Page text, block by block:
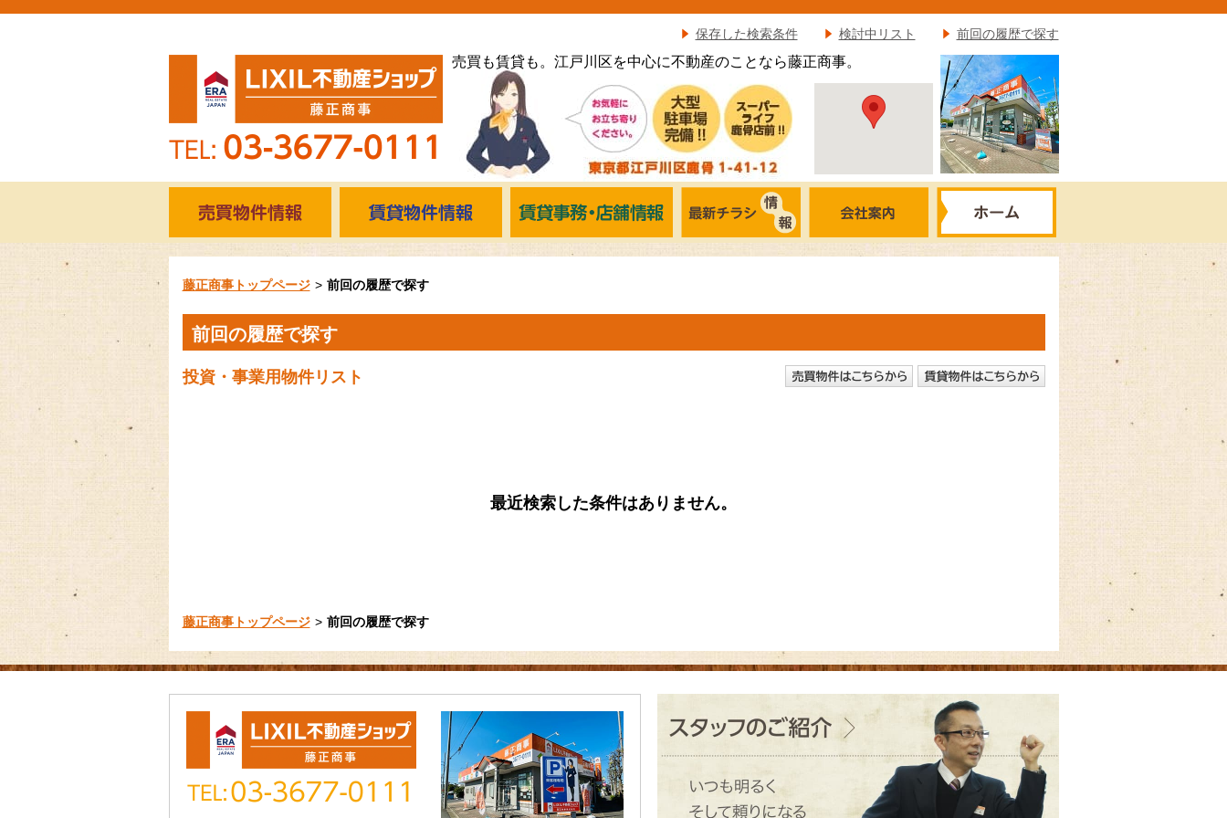
売買も賃貸も。江戸川区を中心に不動産のことなら藤正商事。
保存した検索条件 検討中リスト 前回の履歴で探す
藤正商事トップページ 前回の履歴で探す
前回の履歴で探す
投資・事業用物件リスト
最近検索した条件はありません。
藤正商事トップページ 前回の履歴で探す